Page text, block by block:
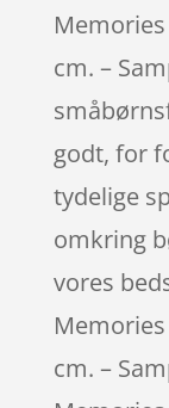
cm. –
godt, for
tydelige
omkring
vores
cm. –